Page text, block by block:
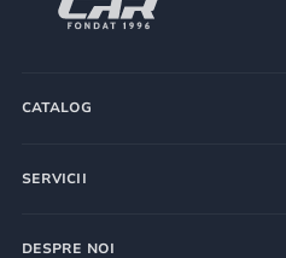
CATALOG
SERVICII
DESPRE NOI